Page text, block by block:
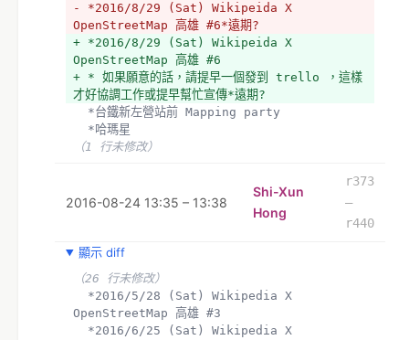
- *2016/8/29 (Sat) Wikipeida X
OpenStreetMap 高雄 #6*遠期?
+ *2016/8/29 (Sat) Wikipeida X
OpenStreetMap 高雄 #6
+ * 如果願意的話，請提早一個發到 trello ，這樣
才好協調工作或提早幫忙宣傳*遠期?
  *台鐵新左營站前 Mapping party
  *哈瑪星
（1 行未修改）
2016-08-24 13:35 – 13:38
Shi-Xun
Hong
r373
–
r440
顯示 diff
（26 行未修改）
OpenStreetMap 高雄 #3